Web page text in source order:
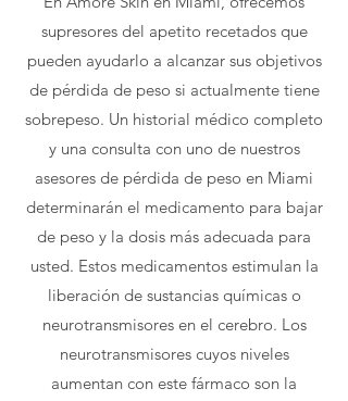
supresores del apetito recetados que
pueden ayudarlo a alcanzar sus objetivos
de pérdida de peso si actualmente tiene
sobrepeso. Un historial médico completo
y una consulta con uno de nuestros
asesores de pérdida de peso en Miami
determinarán el medicamento para bajar
de peso y la dosis más adecuada para
usted. Estos medicamentos estimulan la
liberación de sustancias químicas o
neurotransmisores en el cerebro. Los
neurotransmisores cuyos niveles
aumentan con este fármaco son la